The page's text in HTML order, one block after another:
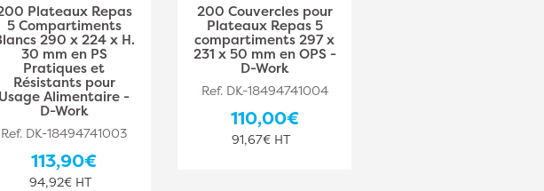
Plateaux Repas
5 Compartiments
290 x 224 x H.
30 mm en PS
Pratiques et
Résistants pour
Usage Alimentaire -
D-Work
Ref. DK-18494741003
113,90€
94,92€ HT
200 Couvercles pour
Plateaux Repas 5
compartiments 297 x
231 x 50 mm en OPS -
D-Work
Ref. DK-18494741004
110,00€
91,67€ HT